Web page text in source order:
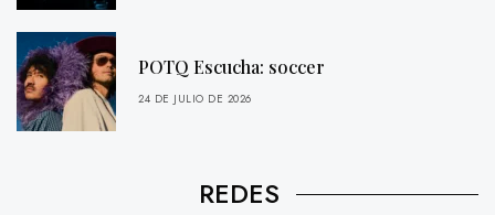
POTQ Escucha: soccer
24 DE JULIO DE 2026
REDES